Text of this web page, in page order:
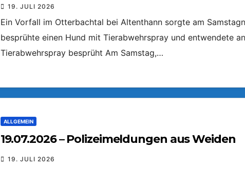
19. JULI 2026
Ein Vorfall im Otterbachtal bei Altenthann sorgte am
besprühte einen Hund mit Tierabwehrspray und entwendete
Tierabwehrspray besprüht Am Samstag,…
ALLGEMEIN
19.07.2026 – Polizeimeldungen aus Weiden
19. JULI 2026